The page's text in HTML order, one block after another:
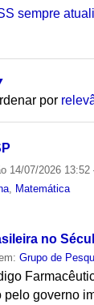
sempre
por
14/07/2026 13:52
Matemática
no
Grupo de
governo